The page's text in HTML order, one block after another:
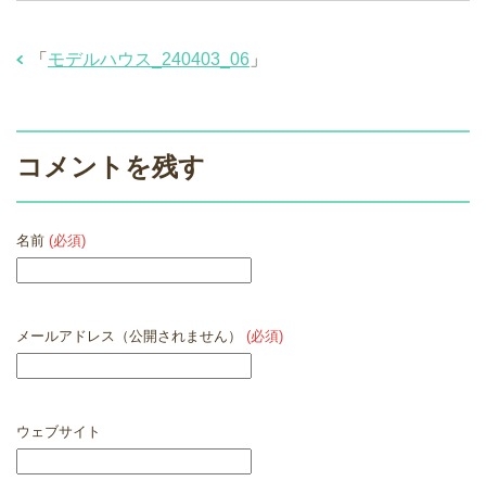
「 モデルハウス_240403_06 」
コメントを残す
名前 (必須)
メールアドレス（公開されません） (必須)
ウェブサイト